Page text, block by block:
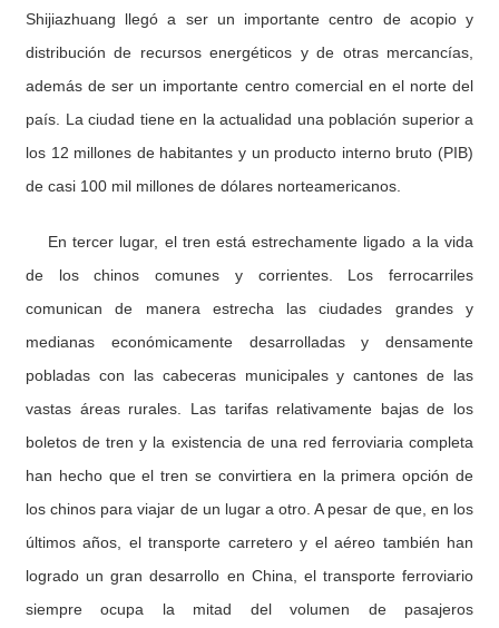
Shijiazhuang llegó a ser un importante centro de acopio y
distribución de recursos energéticos y de otras mercancías,
además de ser un importante centro comercial en el norte del
país. La ciudad tiene en la actualidad una población superior a
los 12 millones de habitantes y un producto interno bruto (PIB)
de casi 100 mil millones de dólares norteamericanos.
En tercer lugar, el tren está estrechamente ligado a la vida
de los chinos comunes y corrientes. Los ferrocarriles
comunican de manera estrecha las ciudades grandes y
medianas económicamente desarrolladas y densamente
pobladas con las cabeceras municipales y cantones de las
vastas áreas rurales. Las tarifas relativamente bajas de los
boletos de tren y la existencia de una red ferroviaria completa
han hecho que el tren se convirtiera en la primera opción de
los chinos para viajar de un lugar a otro. A pesar de que, en los
últimos años, el transporte carretero y el aéreo también han
logrado un gran desarrollo en China, el transporte ferroviario
siempre ocupa la mitad del volumen de pasajeros